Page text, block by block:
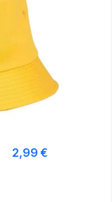
2,99€